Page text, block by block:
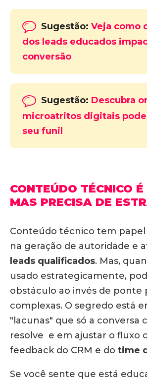
Sugestão: Veja como
dos leads educados
conversão
Sugestão: Descubra
microatritos digitais
seu funil
CONTEÚDO TÉCNICO
MAS PRECISA DE
Conteúdo técnico tem
na geração de autoridade e
leads qualificados. Mas,
usado estrategicamente,
obstáculo ao invés de ponte
complexas. O segredo está
"lacunas" que só a conversa
resolve e em ajustar o fluxo
feedback do CRM e do time
Se você sente que está